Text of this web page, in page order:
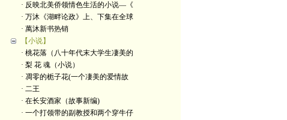
· 反映北美侨领情色生活的小说—《
· 万沐《湖畔论政》上、下集在全球
· 萬沐新书热销
【小说】
· 桃花落（八十年代末大学生凄美的
· 梨 花 魂（小说）
· 凋零的栀子花(一个凄美的爱情故
· 二王
· 在长安酒家（故事新编)
· 一个打领带的副教授和两个穿牛仔